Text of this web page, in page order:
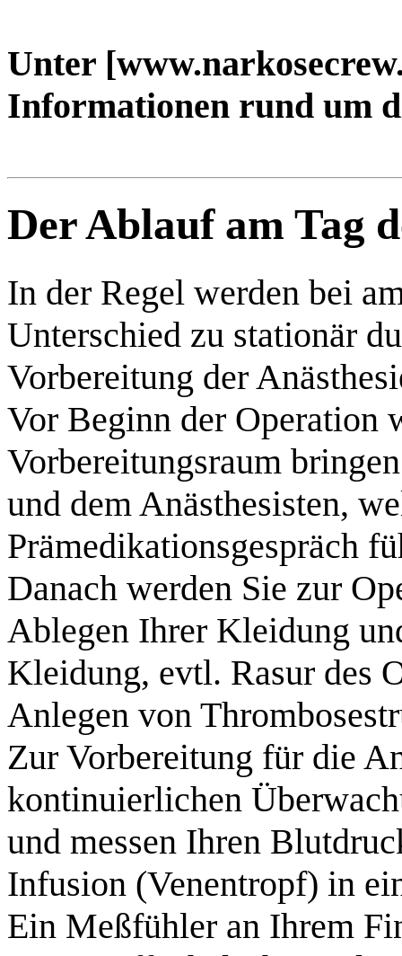
Unter
Informationen rund um
Der Ablauf am Tag
In der Regel werden bei
Unterschied zu stationär
Vorbereitung der
Vor Beginn der Operation
Vorbereitungsraum
und dem Anästhesisten,
Prämedikationsgespräch
Danach werden Sie zur
Ablegen Ihrer Kleidung
Kleidung, evtl. Rasur des
Anlegen von
Zur Vorbereitung für die
kontinuierlichen
und messen Ihren
Infusion (Venentropf) in
Ein Meßfühler an Ihrem